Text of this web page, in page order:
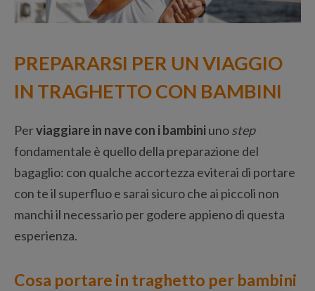
PREPARARSI PER UN VIAGGIO
IN TRAGHETTO CON BAMBINI
Perviaggiare in navecon i bambiniunostep
fondamentale è quello della preparazione del
bagaglio: con qualche accortezza eviterai di portare
con te il superfluo e sarai sicuro che ai piccoli non
manchi il necessario per godere appieno di questa
esperienza.
Cosa portare in traghetto per bambini